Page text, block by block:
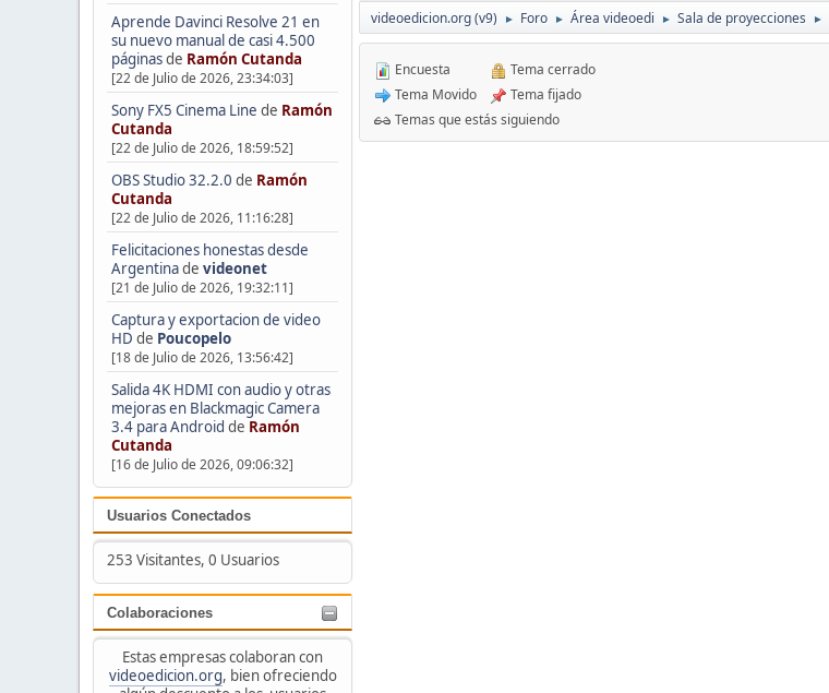
Aprende Davinci Resolve 21 en
su nuevo manual de casi 4.500
páginasde Ramón Cutanda
[22 de Julio de 2026, 23:34:03]
Sony FX5 Cinema Line de Ramón
Cutanda
[22 de Julio de 2026, 18:59:52]
OBS Studio 32.2.0 de Ramón
Cutanda
[22 de Julio de 2026, 11:16:28]
Felicitaciones honestas desde
Argentinade videonet
[21 de Julio de 2026, 19:32:11]
Captura y exportacion de video
HD de Poucopelo
[18 de Julio de 2026, 13:56:42]
Salida 4K HDMI con audio y otras
mejoras en Blackmagic Camera
3.4 para Android de Ramón
Cutanda
[16 de Julio de 2026, 09:06:32]
Usuarios Conectados
253 Visitantes, 0 Usuarios
Colaboraciones
Estas empresas colaboran con
videoedicion.org, bien ofreciendo
videoedicion.org (v9) ► Foro ► Área videoedi ► Sala de proyecciones ►
Encuesta
Tema Movido
Tema cerrado
Tema fijado
Temas que estás siguiendo